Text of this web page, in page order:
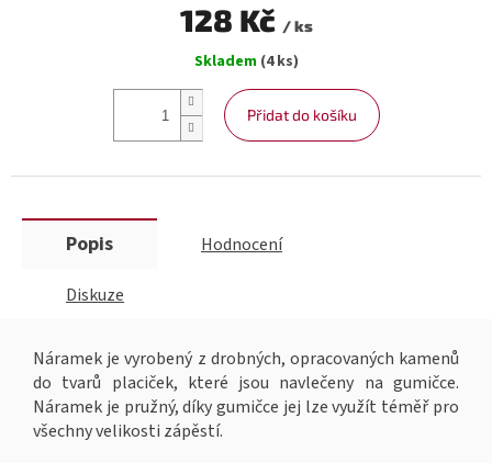
128 Kč / ks
cena:
Skladem (4 ks)
Přidat do košíku
Popis Hodnocení
Diskuze
Náramek je vyrobený z drobných, opracovaných kamenů
do tvarů placiček, které jsou navlečeny na gumičce.
Náramek je pružný, díky gumičce jej lze využít téměř pro
všechny velikosti zápěstí.